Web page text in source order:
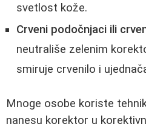
svetlost kože.
Crveni podočnjaci ili
neutrališe zelenim
smiruje crvenilo i
Mnoge osobe koriste
nanesu korektor u